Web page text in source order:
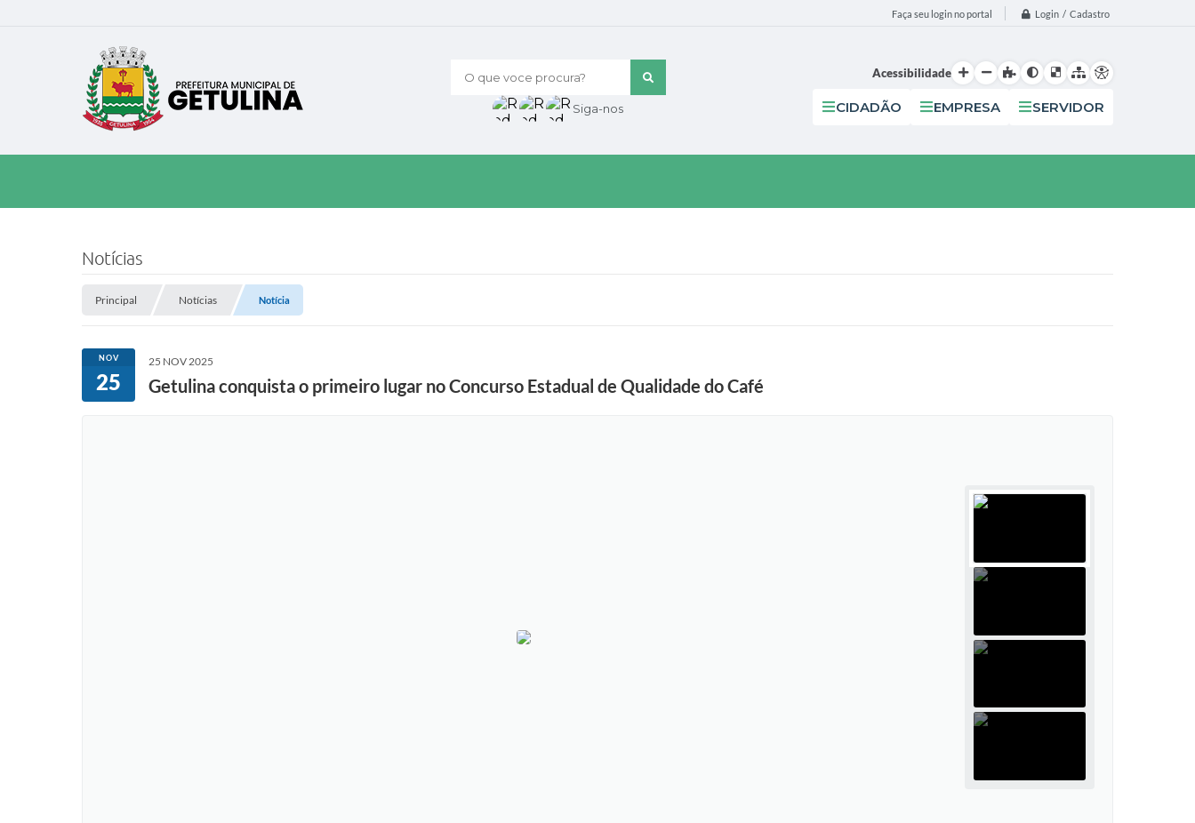
Faça seu login no portal Login / Cadastro
O que voce procura?
Siga-nos
Acessibilidade
CIDADÃO EMPRESA SERVIDOR
Notícias
Principal Notícias Notícia
NOV
25
25 NOV 2025
Getulina conquista o primeiro lugar no Concurso Estadual de Qualidade do Café